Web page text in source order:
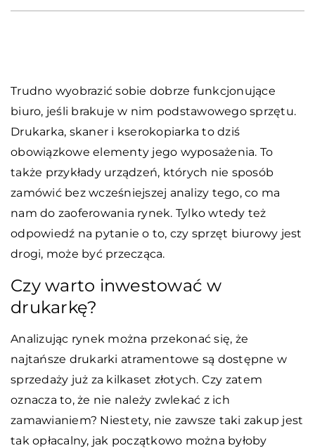
Trudno wyobrazić sobie dobrze funkcjonujące
biuro, jeśli brakuje w nim podstawowego sprzętu.
Drukarka, skaner i kserokopiarka to dziś
obowiązkowe elementy jego wyposażenia. To
także przykłady urządzeń, których nie sposób
zamówić bez wcześniejszej analizy tego, co ma
nam do zaoferowania rynek. Tylko wtedy też
odpowiedź na pytanie o to, czy sprzęt biurowy jest
drogi, może być przecząca.
Czy warto inwestować w
drukarkę?
Analizując rynek można przekonać się, że
najtańsze drukarki atramentowe są dostępne w
sprzedaży już za kilkaset złotych. Czy zatem
oznacza to, że nie należy zwlekać z ich
zamawianiem? Niestety, nie zawsze taki zakup jest
tak opłacalny, jak początkowo można byłoby